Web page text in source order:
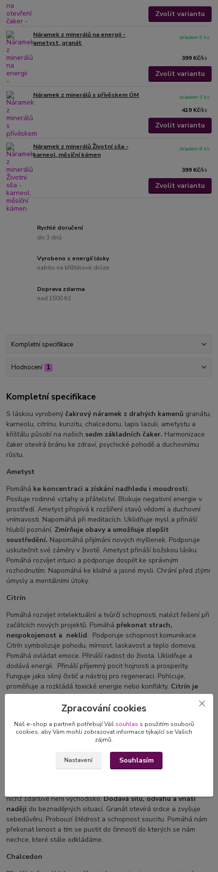
Zvolit variantu
Náramek z minerálů na energii -
ametyst, granát
399 Kč/ks
skladem 9 ks
Zvolit variantu
Náramek z minerálů s přívěskem ÓM
419 Kč/ks
skladem 3 ks
Zvolit variantu
Náramek z minerálů Životní síla -
karneol, měsíční kámen
399 Kč/ks
skladem 8 ks
Zvolit variantu
Rychlé doručení
do 3 dnů
Vyrobeno s energií lásky
nabito na kříšťálové drúze
Doprava zdarma
nad 1500 Kč
Kompletní specifikace
Hodnocení 1
Kompletní specifikace
S láskou vyrobenýčakrový náramek z drahých kamenů granátu,
karneolu, citrínu, kunzitu, chalcedonu, lapis lazuli, ametystu a
křišťálu působí na našich sedm základních čaker. Harmonizace
čaker otevírá bránu ke zdraví, psychické pohodě a duchovnímu
růstu.
Ametyst
Pomáhá ke koncentraci a získání nadhledu i moudrosti.
Posiluje rodinné vztahy a přátelství. Blokuje negativní energie v
prostředí. Ametyst přispívá k rozšíření stavů vědomí a duchovní
vnímavosti. Napomáhá při meditacích. Uklidňuje mysl a přináší
hlubší poznání. Zmírňuje obavy a umožňuje zlepšit
soustředění. Napomáhá přijímání nových myšlenek. Podporuje
uskutečnit své záměry v životě. Ametyst přináší božskou lásku.
Pomáhá rozvíjet intuici a podporuje dospět ke správným
rozhodnutím. Napomáhá ke klidné a jasné mysli. Chrání před zlými
úmysly a mentálními útoky.
Citrín
Pomáhá rozvíjet intelektuální a tvůrčí schopnosti, nalézt řešení při
začátcích nových projektů. Pomáhá překonat strach,
nespokojenost a neklid. Podporuje schopnost komunikace.
Citrín symbolizuje pohodu, mírnost, laskavost a teplo domova.
Pomáhá ovládat emoce. Přináší radost do života. Uklidňuje a
dodává energii. Přináší příjemný pocit hojnosti a prosperity.
Funguje jako silný čistič a nástroj pro regeneraci. Pohlcuje,
proměňuje a rozkládá toxické energie nebo konflikty. Citrín je
jako slunce jehož paprsky nás zahřejí, povzbudí, uklidní a
silnou schopností dodávat energii.
nabrání nových sil a jejich obnově. Granát povzbuzuje lásku a
nichž zdánlivě není východisko.Dodává sílu, odvahu a vnáší
naději do beznadějných situací. Granát otevírá srdce a zvyšuje
sebedůvěru. Probouzí štědrost a schopnost soucitu. Pomáhá nám
překonat lenost a tím se pustit do činností do kterých se nám
nechce, které stále odkládáme.
Chalcedon
Zpracování cookies
Náš e-shop a partneři potřebují Váš souhlas s použitím souborů
cookies, aby Vám mohli zobrazovat informace týkající se Vašich
zájmů.
Nastavení Souhlasím